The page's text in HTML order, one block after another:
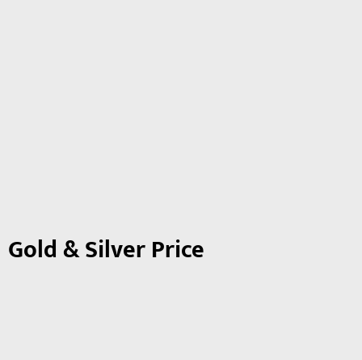
Gold & Silver Price